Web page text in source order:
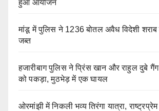
हुआ आयोजन
मांडू में पुलिस ने 1236 बोतल अवैध विदेशी शराब
जब्त
हजारीबाग पुलिस ने प्रिंस खान और राहुल दुबे
को पकड़ा, मुठभेड़ में एक घायल
ओरमांझी में निकली भव्य तिरंगा यात्रा,